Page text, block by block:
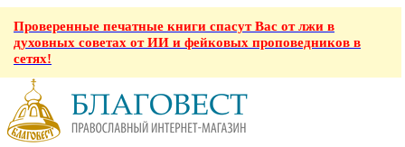
Проверенные печатные книги спасут Вас от лжи в
духовных советах от ИИ и фейковых проповедников в
сетях!